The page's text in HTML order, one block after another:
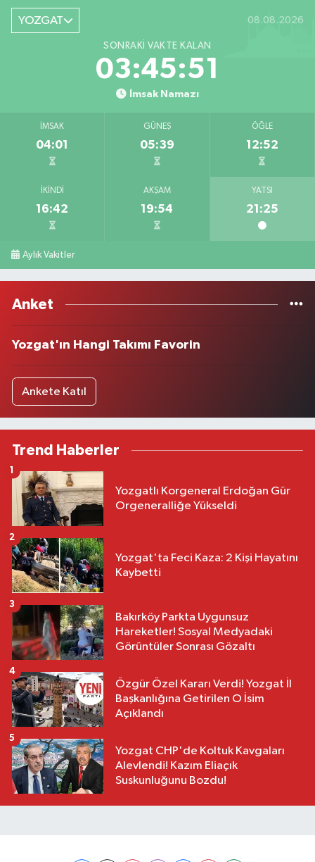
YOZGAT 08.08.2026
SONRAKI VAKTE KALAN
03:45:51
İmsak Namazı
İMSAK
04:01
GÜNEŞ
05:39
ÖĞLE
12:52
İKINDI
16:42
AKŞAM
19:54
YATSI
21:25
Aylık Vakitler
Anket
Yozgat'ın Hangi Takımı Favorin
Ankete Katıl
Trend Haberler
Yozgatlı Korgeneral Erdoğan Gür
Orgeneralliğe Yükseldi
1
Yozgat'ta Feci Kaza: 2 Kişi Hayatını
Kaybetti
2
Bakırköy Parkta Uygunsuz
Hareketler! Sosyal Medyadaki
Görüntüler Sonrası Gözaltı
3
Özgür Özel Kararı Verdi! Yozgat İl
Başkanlığına Getirilen O İsim
Açıklandı
4
Yozgat CHP'de Koltuk Kavgaları
Alevlendi! Kazım Eliaçık
Suskunluğunu Bozdu!
5